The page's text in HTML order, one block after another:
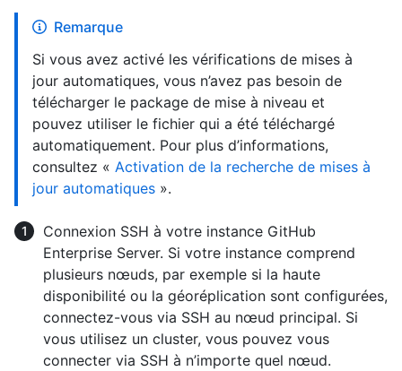
Remarque
Si vous avez activé les vérifications de mises à
jour automatiques, vous n’avez pas besoin de
télécharger le package de mise à niveau et
pouvez utiliser le fichier qui a été téléchargé
automatiquement. Pour plus d’informations,
consultez « Activation de la recherche de mises à
jour automatiques ».
Connexion SSH à votre instance GitHub
Enterprise Server. Si votre instance comprend
plusieurs nœuds, par exemple si la haute
disponibilité ou la géoréplication sont configurées,
connectez-vous via SSH au nœud principal. Si
vous utilisez un cluster, vous pouvez vous
connecter via SSH à n’importe quel nœud.